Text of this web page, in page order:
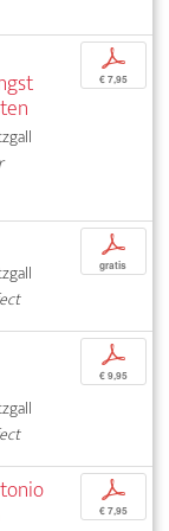
p
€ 7,95
p
gratis
p
€ 9,95
p
€ 7,95